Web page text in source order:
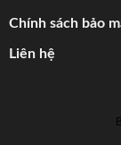
Chính sách bảo
Liên hệ